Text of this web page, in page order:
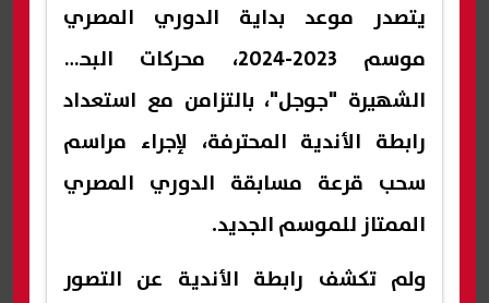
يتصدر موعد بداية الدوري المصري
موسم 2023-2024، محركات البحث
الشهيرة "جوجل"، بالتزامن مع استعداد
رابطة الأندية المحترفة، لإجراء مراسم
سحب قرعة مسابقة الدوري المصري
الممتاز للموسم الجديد.
ولم تكشف رابطة الأندية عن التصور